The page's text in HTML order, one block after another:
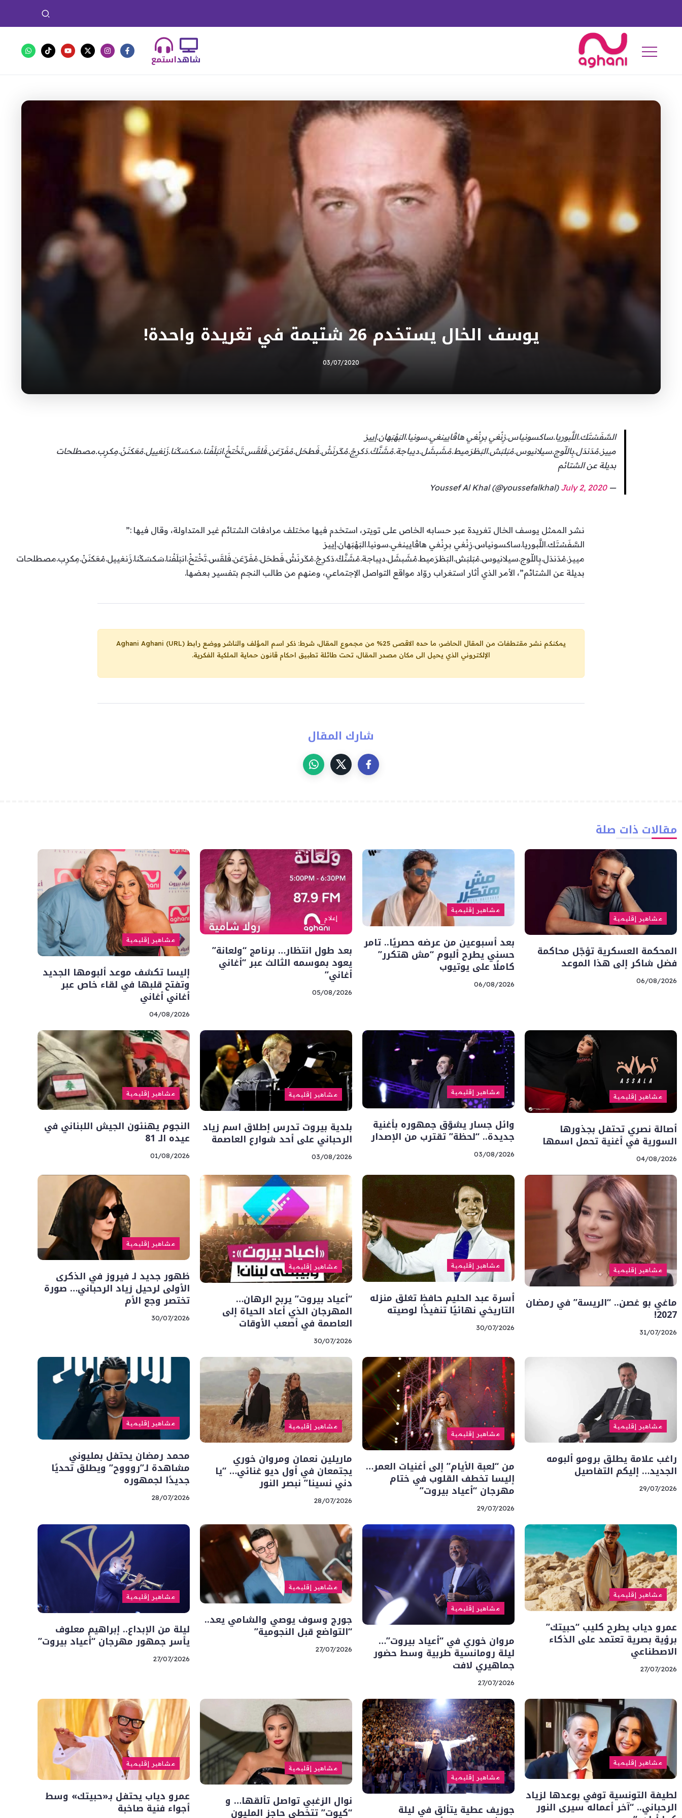
استمعشاهد
يوسف الخال يستخدم 26 شتيمة في تغريدة واحدة!
03/07/2020
السَّفَسْتَك.اللَّبوريا.ساكسونياس.زِنْغي برِنْغي هاڤايينغي.سونيا.البَهْبَهان.إييز
مييز.مْدَندَل.بِاللّوج.سيلانيوس.مْبَلبَش.البَظرَميط.مْشَبشَل.ديباجة.مْشَنَّكْ.دَكرِجْ.مْكَرنَشْ.فَطحَل.مْفَرّعَن.فَلقَس.تَخْتخْ.انبَلَفْنا.سَكسَكْنا.زَنغييل.مْعَكنَنْ.مِكرِب.مصطلحات
بديلة عن الشتائم
— Youssef Al Khal (@youssefalkhal)
July 2, 2020
نشر الممثل يوسف الخال تغريدة عبر حسابه الخاص على تويتر، استخدم فيها مختلف مرادفات الشتائم غير المتداولة، وقال فيها :”
السَّفَسْتَك.اللَّبوريا.ساكسونياس.زِنْغي برِنْغي هاڤايينغي.سونيا.البَهْبَهان.إييز
مييز.مْدَندَل.بِاللّوج.سيلانيوس.مْبَلبَش.البَظرَميط.مْشَبشَل.ديباجة.مْشَنَّكْ.دَكرِجْ.مْكَرنَشْ.فَطحَل.مْفَرّعَن.فَلقَس.تَخْتخْ.انبَلَفْنا.سَكسَكْنا.زَنغييل.مْعَكنَنْ.مِكرِب.مصطلحات
بديلة عن الشتائم”، الأمر الذي أثار استغراب روّاد مواقع التواصل الإجتماعي، ومنهم من طالب النجم بتفسير بعضها.
يمكنكم نشر مقتطفات من المقال الحاضر، ما حده الاقصى 25% من مجموع المقال، شرط: ذكر اسم المؤلف والناشر ووضع رابط
Aghani Aghani (URL)
الإلكتروني الذي يحيل الى مكان مصدر المقال، تحت طائلة تطبيق احكام قانون حماية الملكية الفكرية.
شارك المقال
مقالات ذات صلة
مشاهير إقليمية
المحكمة العسكرية تؤجّل محاكمة
فضل شاكر إلى هذا الموعد
06/08/2026
مشاهير إقليمية
بعد أسبوعين من عرضه حصريًا.. تامر
حسني يطرح ألبوم “مش هتكرر”
كاملًا على يوتيوب
06/08/2026
إعلام
بعد طول انتظار… برنامج “ولعانة”
يعود بموسمه الثالث عبر “أغاني
أغاني”
05/08/2026
مشاهير إقليمية
إليسا تكشف موعد ألبومها الجديد
وتفتح قلبها في لقاء خاص عبر
أغاني أغاني
04/08/2026
مشاهير إقليمية
أصالة نصري تحتفل بجذورها
السورية في أغنية تحمل اسمها
04/08/2026
مشاهير إقليمية
وائل جسار يشوّق جمهوره بأغنية
جديدة.. “لحظة” تقترب من الإصدار
03/08/2026
مشاهير إقليمية
بلدية بيروت تدرس إطلاق اسم زياد
الرحباني على أحد شوارع العاصمة
03/08/2026
مشاهير إقليمية
النجوم يهنئون الجيش اللبناني في
عيده الـ 81
01/08/2026
مشاهير إقليمية
ماغي بو غصن.. “الريسة” في رمضان
2027!
31/07/2026
مشاهير إقليمية
أسرة عبد الحليم حافظ تغلق منزله
التاريخي نهائيًا تنفيذًا لوصيته
30/07/2026
مشاهير إقليمية
“أعياد بيروت” يربح الرهان…
المهرجان الذي أعاد الحياة إلى
العاصمة في أصعب الأوقات
30/07/2026
مشاهير إقليمية
ظهور جديد لـ فيروز في الذكرى
الأولى لرحيل زياد الرحباني… صورة
تختصر وجع الأم
30/07/2026
مشاهير إقليمية
راغب علامة يطلق برومو ألبومه
الجديد… إليكم التفاصيل
29/07/2026
مشاهير إقليمية
من “لعبة الأيام” إلى أغنيات العمر…
إليسا تخطف القلوب في ختام
مهرجان “أعياد بيروت”
29/07/2026
مشاهير إقليمية
ماريلين نعمان ومروان خوري
يجتمعان في أول ديو غنائي… “يا
دني نسينا” نبصر النور
28/07/2026
مشاهير إقليمية
محمد رمضان يحتفل بمليوني
مشاهدة لـ”روووح” ويطلق تحديًا
جديدًا لجمهوره
28/07/2026
مشاهير إقليمية
عمرو دياب يطرح كليب “حبيتك”
برؤية بصرية تعتمد على الذكاء
الاصطناعي
27/07/2026
مشاهير إقليمية
مروان خوري في “أعياد بيروت”…
ليلة رومانسية طربية وسط حضور
جماهيري لافت
27/07/2026
مشاهير إقليمية
جورج وسوف يوصي والشامي يعد..
“التواضع قبل النجومية”
27/07/2026
مشاهير إقليمية
ليلة من الإبداع.. إبراهيم معلوف
يأسر جمهور مهرجان “أعياد بيروت”
27/07/2026
مشاهير إقليمية
لطيفة التونسية توفي بوعدها لزياد
الرحباني.. “آخر أعماله سيرى النور
مشاهير إقليمية
جوزيف عطية يتألق في ليلة
مشاهير إقليمية
نوال الزغبي تواصل تألقها… و
“كيوت” تتخطى حاجز المليون
مشاهير إقليمية
عمرو دياب يحتفل بـ«حبيتك» وسط
أجواء فنية صاخبة